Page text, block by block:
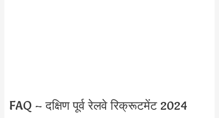
FAQ – दक्षिण पूर्व रेलवे रिक्रूटमेंट 2024